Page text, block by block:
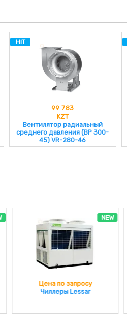
HIT
99 783
KZT
Вентилятор радиальный
среднего давления (ВР 300-
45) VR-280-46
NEW
Цена по запросу
Чиллеры Lessar